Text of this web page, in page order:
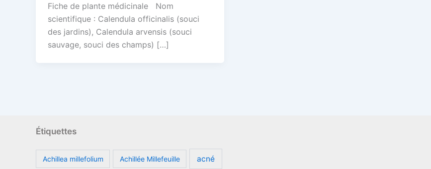
Fiche de plante médicinale Nom
scientifique : Calendula officinalis (souci
des jardins), Calendula arvensis (souci
sauvage, souci des champs) […]
Étiquettes
Achillea millefolium Achillée Millefeuille acné